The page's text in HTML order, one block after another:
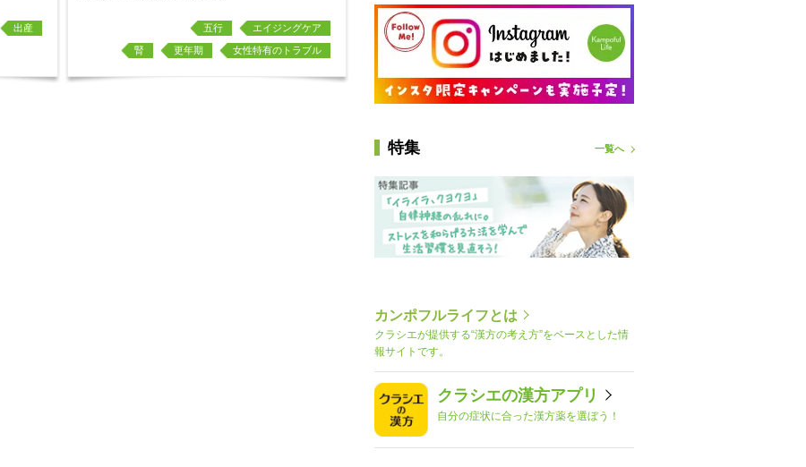
特集 一覧へ
カンポフルライフとは
クラシエが提供する“漢方の考え方”をベースとした情
報サイトです。
クラシエの漢方アプリ
自分の症状に合った漢方薬を選ぼう！
出産 エイジングケア
五行
女性特有のトラブル
更年期
腎